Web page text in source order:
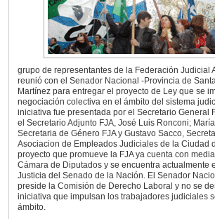
grupo de representantes de la Federación Judicial
reunió con el Senador Nacional -Provincia de
Martínez para entregar el proyecto de Ley que se
negociación colectiva en el ámbito del sistema
iniciativa fue presentada por el Secretario General
el Secretario Adjunto FJA, José Luis Ronconi;
Secretaria de Género FJA y Gustavo Sacco,
Asociacion de Empleados Judiciales de la Ciudad
proyecto que promueve la FJA ya cuenta con
Cámara de Diputados y se encuentra actualmente
Justicia del Senado de la Nación. El Senador
preside la Comisión de Derecho Laboral y no se
iniciativa que impulsan los trabajadores judiciales
ámbito.